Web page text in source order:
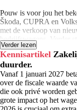
Pouw is voor jou het
Škoda, CUPRA en
met de verkoop van
bedrijfswagens. Verder
leaseproducten,
schadeherstelbedrijven.
vindt onze vestigingen
Harderwijk, Kampen,
Verder lezen
Kennisartikel
duurder.
Vanaf 1 januari 2027
over de fiscale waarde
die ook privé worden
grote impact op het